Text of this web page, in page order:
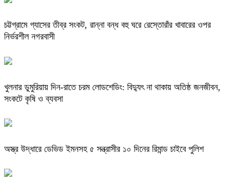
চট্টগ্রামে গ্যাসের তীব্র সংকট, রান্না বন্ধ বহু ঘরে রেস্তোরাঁর খাবারের ওপর
নির্ভরশীল নগরবাসী
খুলনার ডুমুরিয়ায় দিন-রাতে চরম লোডশেডিং: বিদ্যুৎ না থাকায় অতিষ্ঠ জনজীবন,
সংকটে কৃষি ও ব্যবসা
অস্ত্র উদ্ধারে ডেভিড ইমনসহ ৫ সন্ত্রাসীর ১০ দিনের রিমান্ড চাইবে পুলিশ